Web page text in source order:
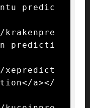
predic
predicti
xepredict
a></